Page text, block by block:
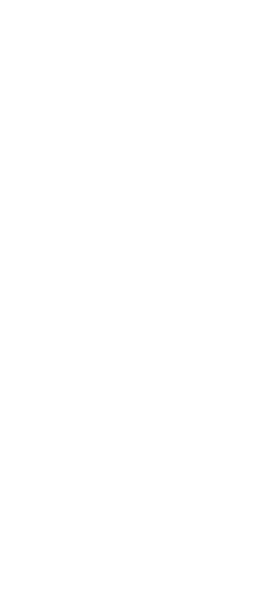
podjetniški
Ormož,
Ormož,
Na
Cvetoče
Razvrstilo
Stanka
so izvajali
Cvetoče
poligon,
Obiskali so
velikega
predstavila